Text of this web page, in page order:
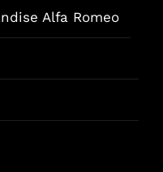
Alfa Romeo